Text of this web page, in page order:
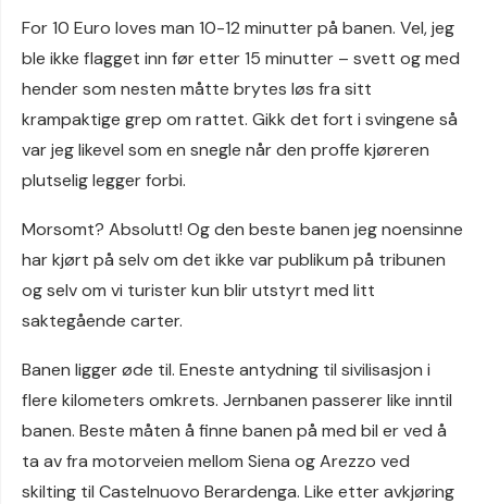
For 10 Euro loves man 10-12 minutter på banen. Vel, jeg
ble ikke flagget inn før etter 15 minutter – svett og med
hender som nesten måtte brytes løs fra sitt
krampaktige grep om rattet. Gikk det fort i svingene så
var jeg likevel som en snegle når den proffe kjøreren
plutselig legger forbi.
Morsomt? Absolutt! Og den beste banen jeg noensinne
har kjørt på selv om det ikke var publikum på tribunen
og selv om vi turister kun blir utstyrt med litt
saktegående carter.
Banen ligger øde til. Eneste antydning til sivilisasjon i
flere kilometers omkrets. Jernbanen passerer like inntil
banen. Beste måten å finne banen på med bil er ved å
ta av fra motorveien mellom Siena og Arezzo ved
skilting til Castelnuovo Berardenga. Like etter avkjøring